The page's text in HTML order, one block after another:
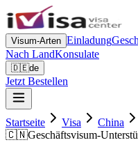
Visum-Arten Einladung
Nach LandKonsulate
🇩🇪de
Jetzt Bestellen
Startseite Visa China
🇨🇳Geschäftsvisum-